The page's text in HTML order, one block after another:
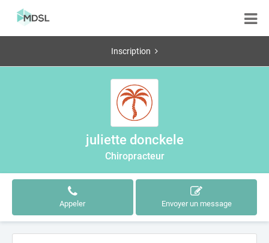
Inscription
juliette donckele
Chiropracteur
Appeler Envoyer un message